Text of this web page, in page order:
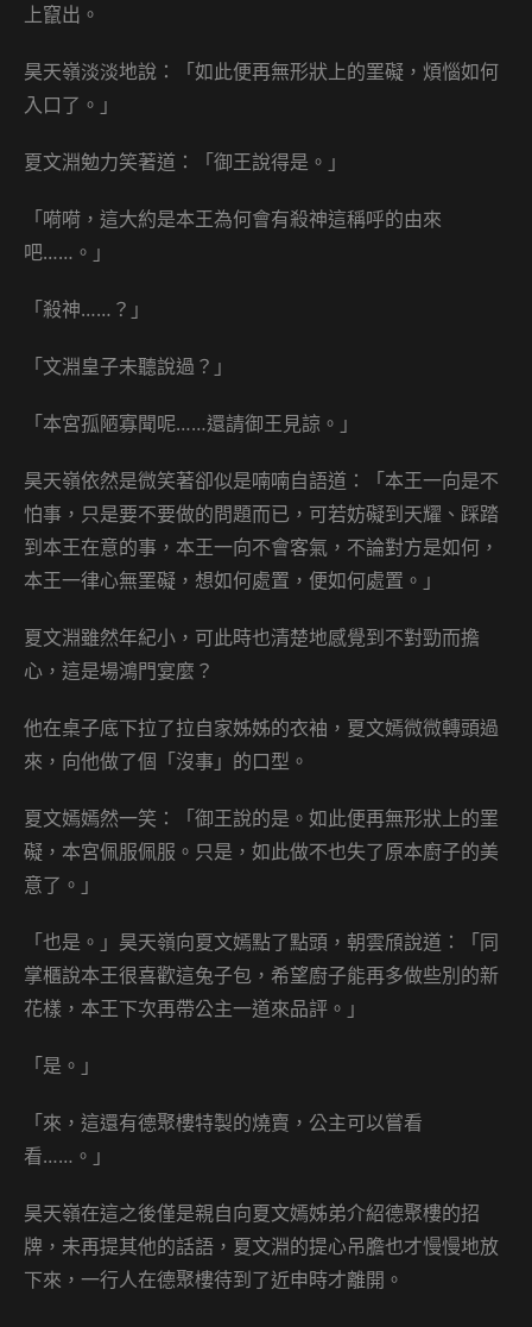
上竄出。
昊天嶺淡淡地說：「如此便再無形狀上的罣礙，煩惱如何
入口了。」
夏文淵勉力笑著道：「御王說得是。」
「嗬嗬，這大約是本王為何會有殺神這稱呼的由來
吧……。」
「殺神……？」
「文淵皇子未聽說過？」
「本宮孤陋寡聞呢……還請御王見諒。」
昊天嶺依然是微笑著卻似是喃喃自語道：「本王一向是不
怕事，只是要不要做的問題而已，可若妨礙到天耀、踩踏
到本王在意的事，本王一向不會客氣，不論對方是如何，
本王一律心無罣礙，想如何處置，便如何處置。」
夏文淵雖然年紀小，可此時也清楚地感覺到不對勁而擔
心，這是場鴻門宴麼？
他在桌子底下拉了拉自家姊姊的衣袖，夏文嫣微微轉頭過
來，向他做了個「沒事」的口型。
夏文嫣嫣然一笑：「御王說的是。如此便再無形狀上的罣
礙，本宮佩服佩服。只是，如此做不也失了原本廚子的美
意了。」
「也是。」昊天嶺向夏文嫣點了點頭，朝雲頎說道：「同
掌櫃說本王很喜歡這兔子包，希望廚子能再多做些別的新
花樣，本王下次再帶公主一道來品評。」
「是。」
「來，這還有德聚樓特製的燒賣，公主可以嘗看
看……。」
昊天嶺在這之後僅是親自向夏文嫣姊弟介紹德聚樓的招
牌，未再提其他的話語，夏文淵的提心吊膽也才慢慢地放
下來，一行人在德聚樓待到了近申時才離開。